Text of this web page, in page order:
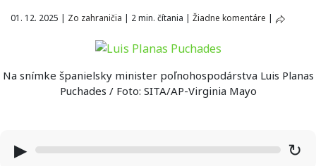
01. 12. 2025 | Zo zahraničia | 2 min. čítania | Žiadne komentáre |
Na snímke španielsky minister poľnohospodárstva Luis Planas
Puchades / Foto: SITA/AP-Virginia Mayo
▶ ↻